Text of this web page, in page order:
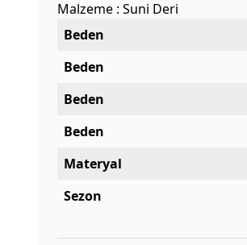
Malzeme : Suni Deri
Beden
Beden
Beden
Beden
Materyal
Sezon